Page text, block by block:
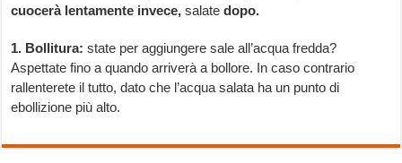
cuocerà lentamente invece,salatedopo.
1. Bollitura: state per aggiungere sale all’acqua fredda?
Aspettate fino a quando arriverà a bollore. In caso contrario
rallenterete il tutto, dato che l’acqua salata ha un punto di
ebollizione più alto.